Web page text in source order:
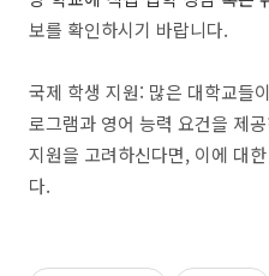
보를 확인하시기 바랍니다.
국제 학생 지원: 많은 대학교들
로그램과 영어 능력 요건을 제
지원을 고려하신다면, 이에 대
다.